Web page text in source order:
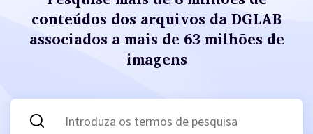
conteúdos dos arquivos da DGLAB
associados a mais de 63 milhões de
imagens